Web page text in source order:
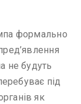
формально
не будуть
під
як